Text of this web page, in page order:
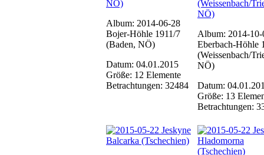
Album: 2014-06-28
Bojer-Höhle 1911/7
(Baden, NÖ)
Datum: 04.01.2015
Größe: 12 Elemente
Betrachtungen: 32484
Album: 2014-10-
Eberbach-Höhle
(Weissenbach/
NÖ)
Datum:
Größe: 13
Betrachtungen: